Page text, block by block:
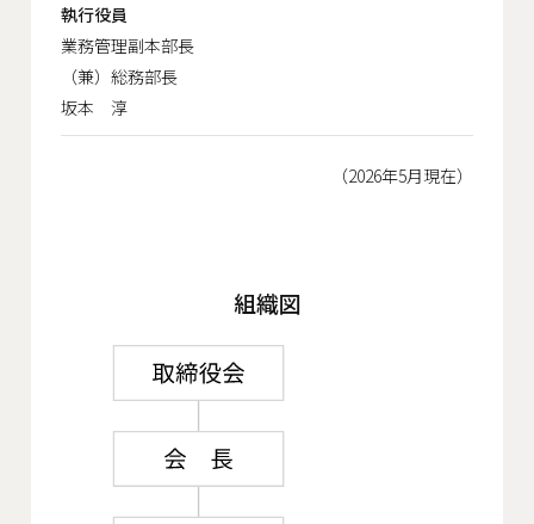
執行役員
業務管理副本部長
（兼）総務部長
坂本 淳
（2026年5月現在）
組織図